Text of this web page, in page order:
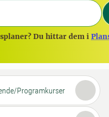
Du hittar dem i
Programkurser